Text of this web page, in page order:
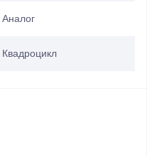
Аналог
Квадроцикл